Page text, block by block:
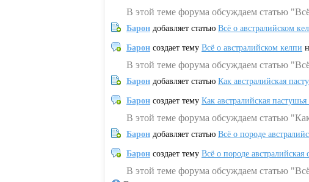
В этой теме форума обсуждаем статью
Барон добавляет статью Всё о австралийском
Барон создает тему Всё о австралийском келпи
В этой теме форума обсуждаем статью
Барон добавляет статью Как австралийская
Барон создает тему Как австралийская
В этой теме форума обсуждаем статью
Барон добавляет статью Всё о породе
Барон создает тему Всё о породе австралийская
В этой теме форума обсуждаем статью